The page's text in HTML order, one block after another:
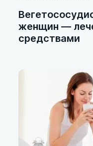
женщин —
средствами